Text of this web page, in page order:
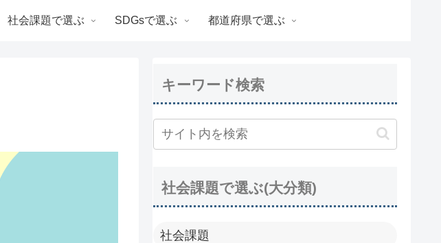
社会課題で選ぶ SDGsで選ぶ 都道府県で選ぶ
キーワード検索
社会課題で選ぶ(大分類)
社会課題